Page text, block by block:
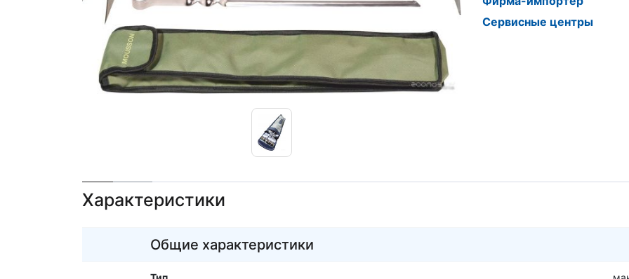
Сервисные центры
Характеристики
Общие характеристики